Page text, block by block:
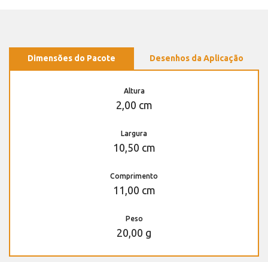
Dimensões do Pacote Desenhos da Aplicação
Altura
2,00 cm
Largura
10,50 cm
Comprimento
11,00 cm
Peso
20,00 g